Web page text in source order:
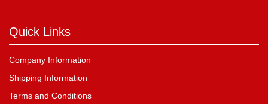
Quick Links
Company Information
Shipping Information
Terms and Conditions